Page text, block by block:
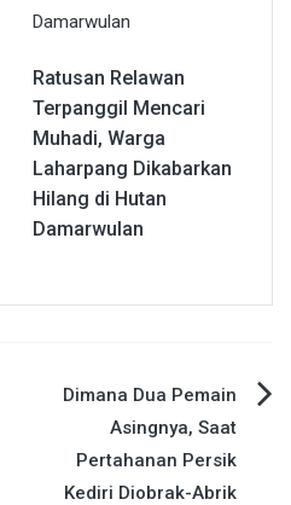
Ratusan Relawan
Terpanggil Mencari
Muhadi, Warga
Laharpang Dikabarkan
Hilang di Hutan
Damarwulan
Dimana Dua Pemain
Asingnya, Saat
Pertahanan Persik
Kediri Diobrak-Abrik